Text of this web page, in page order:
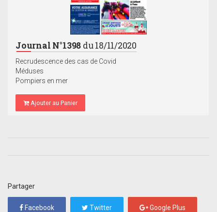
Journal N°1398 du 18/11/2020
Recrudescence des cas de Covid
Méduses
Pompiers en mer
Ajouter au Panier
Partager
Facebook Twitter Google Plus